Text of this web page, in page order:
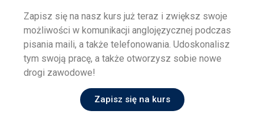
Zapisz się na nasz kurs już teraz i zwiększ swoje
możliwości w komunikacji anglojęzycznej podczas
pisania maili, a także telefonowania. Udoskonalisz
tym swoją pracę, a także otworzysz sobie nowe
drogi zawodowe!
Zapisz się na kurs